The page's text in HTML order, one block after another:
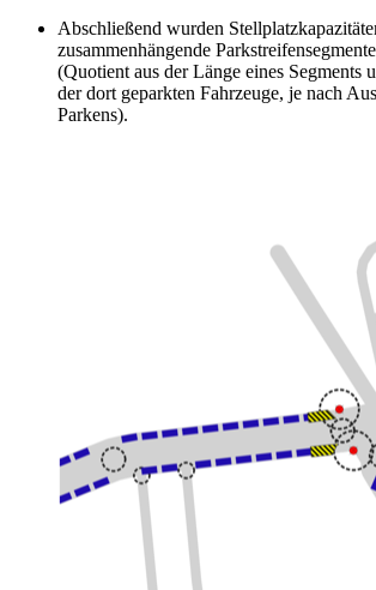
Abschließend wurden
zusammenhängende
(Quotient aus der Länge eines Segments
der dort geparkten Fahrzeuge, je nach
Parkens).